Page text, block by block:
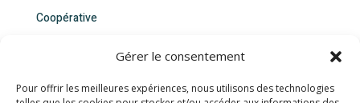
Gérer le consentement
Pour offrir les meilleures expériences, nous utilisons des technologies
Coopérative
Evénements